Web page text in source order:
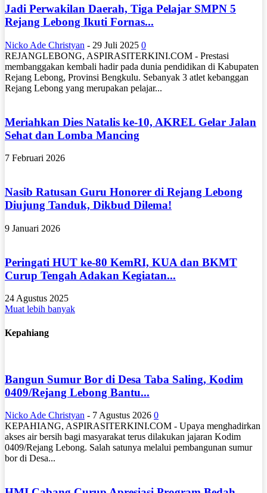
Jadi Perwakilan Daerah, Tiga Pelajar SMPN 5
Rejang Lebong Ikuti Fornas...
Nicko Ade Christyan - 29 Juli 2025 0
REJANGLEBONG, ASPIRASITERKINI.COM - Prestasi
membanggakan kembali hadir pada dunia pendidikan di Kabupaten
Rejang Lebong, Provinsi Bengkulu. Sebanyak 3 atlet kebanggan
Rejang Lebong yang merupakan pelajar...
Meriahkan Dies Natalis ke-10, AKREL Gelar Jalan
Sehat dan Lomba Mancing
7 Februari 2026
Nasib Ratusan Guru Honorer di Rejang Lebong
Diujung Tanduk, Dikbud Dilema!
9 Januari 2026
Peringati HUT ke-80 KemRI, KUA dan BKMT
Curup Tengah Adakan Kegiatan...
24 Agustus 2025
Muat lebih banyak
Kepahiang
Bangun Sumur Bor di Desa Taba Saling, Kodim
0409/Rejang Lebong Bantu...
Nicko Ade Christyan - 7 Agustus 2026 0
KEPAHIANG, ASPIRASITERKINI.COM - Upaya menghadirkan
akses air bersih bagi masyarakat terus dilakukan jajaran Kodim
0409/Rejang Lebong. Salah satunya melalui pembangunan sumur
bor di Desa...